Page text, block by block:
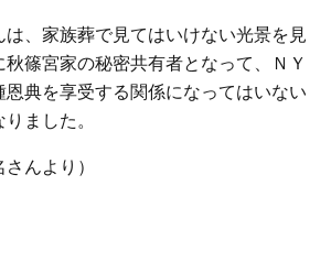
は、家族葬で見てはいけない光景を見
篠宮家の秘密共有者となって、ＮＹ
恩典を享受する関係になってはいない
ました。
んより）